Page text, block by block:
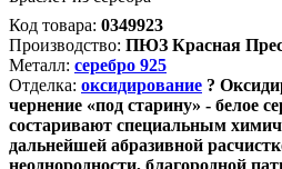
Код товара: 0349923
Производство: ПЮЗ Красная
Металл: серебро 925
Отделка: оксидирование ?
чернение «под старину» - белое
состаривают специальным
дальнейшей абразивной
неоднородности, благородной